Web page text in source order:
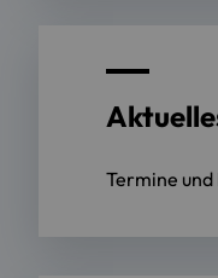
Termine und